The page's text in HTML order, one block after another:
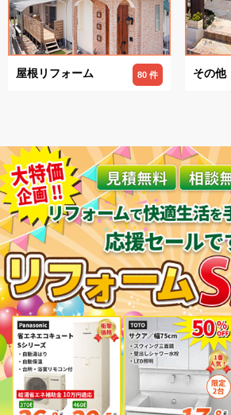
屋根リフォーム 80 件 その他